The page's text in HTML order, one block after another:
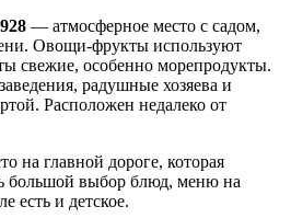
— атмосферное место с садом,
Овощи-фрукты используют
свежие, особенно морепродукты.
радушные хозяева и
Расположен недалеко от
на главной дороге, которая
большой выбор блюд, меню на
есть и детское.